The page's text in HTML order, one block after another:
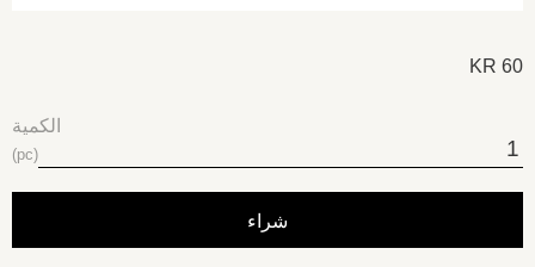
60
الكمية
pc
شراء